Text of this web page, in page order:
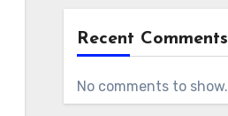
Recent Comments
No comments to show.